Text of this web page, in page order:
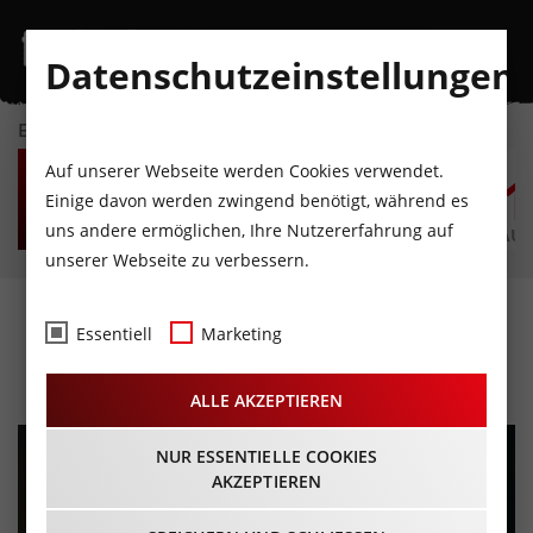
EVENTKALENDER
FR
7
AUGUST
SA
8
AUGUST
SO
9
AUGUST
MO
10
AUGUST
DI
11
AUGUST
Willy Astor
02.10.2025 - Beginn 20:00 Uhr
Datenschutzeinstellungen
Auf unserer Webseite werden Cookies verwendet.
Einige davon werden zwingend benötigt, während es
uns andere ermöglichen, Ihre Nutzererfahrung auf
unserer Webseite zu verbessern.
Essentiell Marketing
ALLE AKZEPTIEREN
NUR ESSENTIELLE COOKIES
AKZEPTIEREN